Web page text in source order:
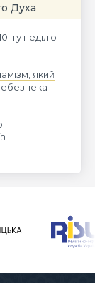
Духа
ту неділю
який